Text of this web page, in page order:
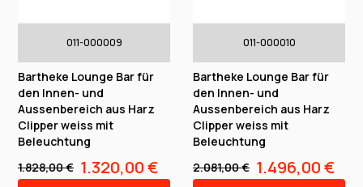
011-000009
Bartheke Lounge Bar für
den Innen- und
Aussenbereich aus Harz
Clipper weiss mit
Beleuchtung
1.828,00 € 1.320,00 €
011-000010
Bartheke Lounge Bar für
den Innen- und
Aussenbereich aus Harz
Clipper weiss mit
Beleuchtung
2.081,00 € 1.496,00 €